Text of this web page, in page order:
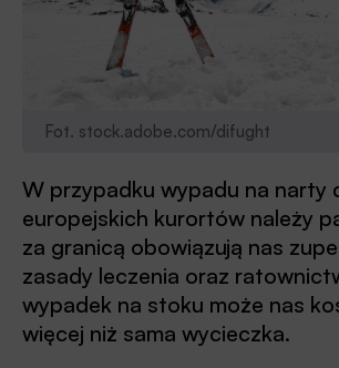
Fot. stock.adobe.com/difught
W przypadku wypadu na narty
europejskich kurortów należy
za granicą obowiązują nas
zasady leczenia oraz
wypadek na stoku może nas
więcej niż sama wycieczka.